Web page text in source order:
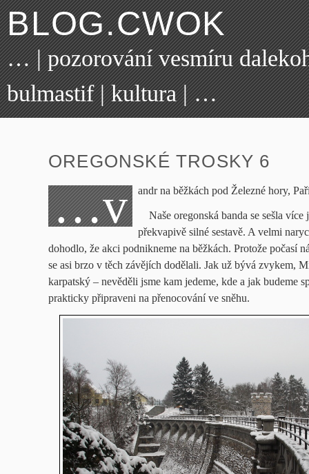
BLOG.CWOK
… | pozorování vesmíru
bulmastif | kultura | …
OREGONSKÉ TROSKY 6
…v andr na běžkách pod Železné hory,
Naše oregonská banda se sešla více
překvapivě silné sestavě. A velmi
dohodlo, že akci podnikneme na běžkách. Protože počasí
se asi brzo v těch závějích dodělali. Jak už bývá zvykem,
karpatský – nevěděli jsme kam jedeme, kde a jak budeme
prakticky připraveni na přenocování ve sněhu.